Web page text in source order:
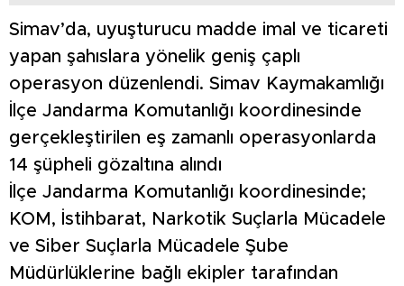
Simav’da, uyuşturucu madde imal ve ticareti
yapan şahıslara yönelik geniş çaplı
operasyon düzenlendi. Simav Kaymakamlığı
İlçe Jandarma Komutanlığı koordinesinde
gerçekleştirilen eş zamanlı operasyonlarda
14 şüpheli gözaltına alındı
İlçe Jandarma Komutanlığı koordinesinde;
KOM, İstihbarat, Narkotik Suçlarla Mücadele
ve Siber Suçlarla Mücadele Şube
Müdürlüklerine bağlı ekipler tarafından